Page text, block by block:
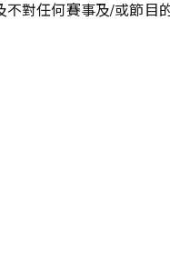
對任何賽事及/或節目